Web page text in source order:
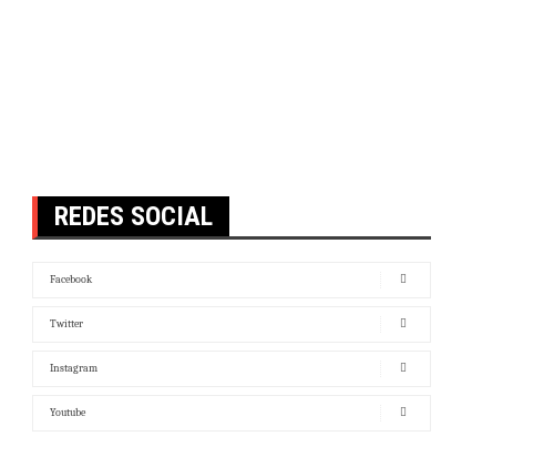
REDES SOCIAL
Facebook
Twitter
Instagram
Youtube